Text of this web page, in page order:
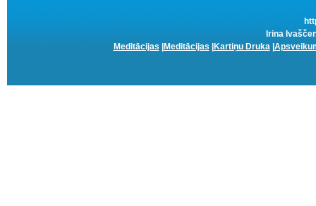
Irina
Meditācijas
Meditācijas Kartiņu Druka|